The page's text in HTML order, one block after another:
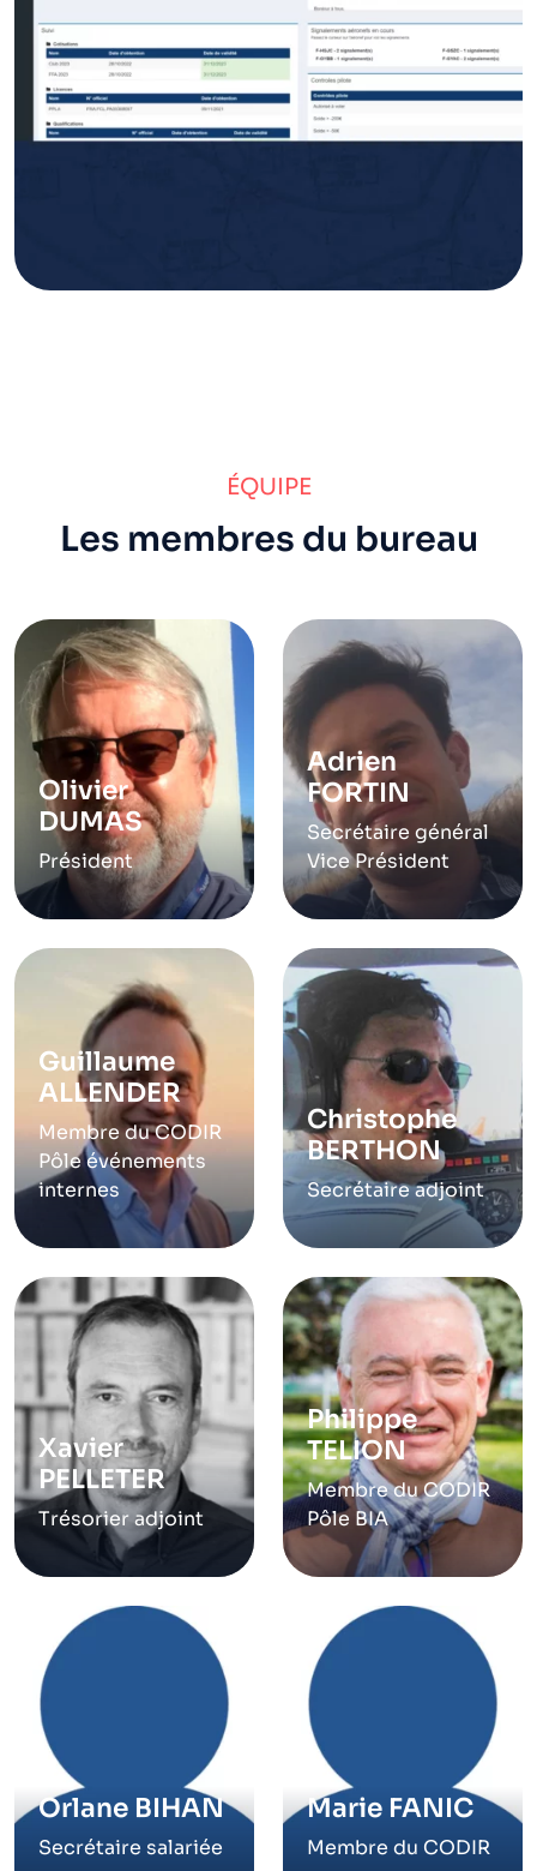
ÉQUIPE
Les membres du bureau
Olivier
DUMAS
Président
Adrien
FORTIN
Secrétaire général
Vice Président
Guillaume
ALLENDER
Membre du CODIR
Pôle événements
internes
Christophe
BERTHON
Secrétaire adjoint
Xavier
PELLETER
Trésorier adjoint
Philippe
TELION
Membre du CODIR
Pôle BIA
Orlane BIHAN
Secrétaire salariée
Marie FANIC
Membre du CODIR